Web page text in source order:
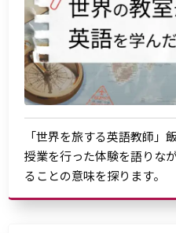
「世界を旅する英語教師」
授業を行った体験を語りな
ることの意味を探ります。